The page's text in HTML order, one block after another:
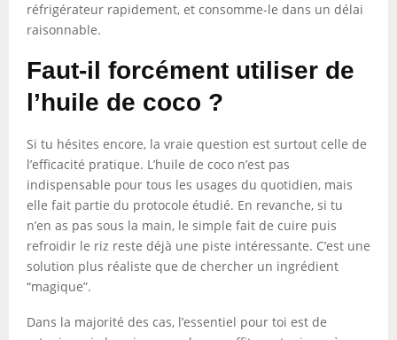
réfrigérateur rapidement, et consomme-le dans un délai
raisonnable.
Faut-il forcément utiliser de
l’huile de coco ?
Si tu hésites encore, la vraie question est surtout celle de
l’efficacité pratique. L’huile de coco n’est pas
indispensable pour tous les usages du quotidien, mais
elle fait partie du protocole étudié. En revanche, si tu
n’en as pas sous la main, le simple fait de cuire puis
refroidir le riz reste déjà une piste intéressante. C’est une
solution plus réaliste que de chercher un ingrédient
“magique”.
Dans la majorité des cas, l’essentiel pour toi est de